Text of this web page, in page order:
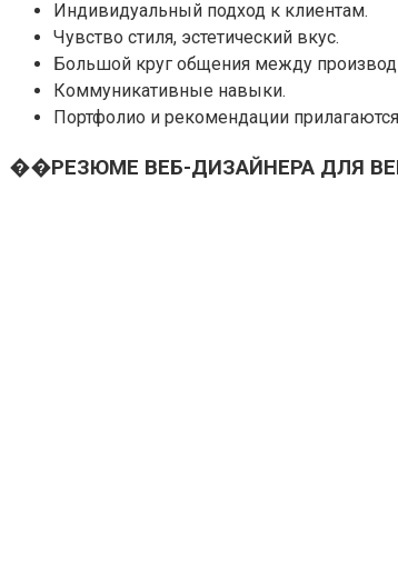
Индивидуальный подход к клиентам.
Чувство стиля, эстетический вкус.
Большой круг общения между
Коммуникативные навыки.
Портфолио и рекомендации
��РЕЗЮМЕ ВЕБ-ДИЗАЙНЕРА ДЛЯ